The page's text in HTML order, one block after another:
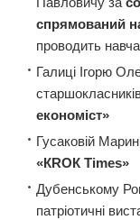
спрямований
проводить
Галиці Ігорю
економіст»
Гусаковій
«КRОК Times»
Дубенському
патріотичні